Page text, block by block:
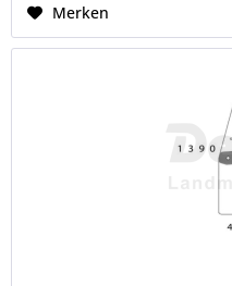
Merken